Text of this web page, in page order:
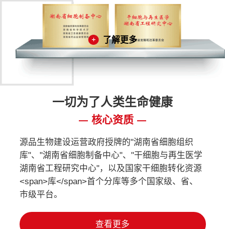
了解更多
一切为了人类生命健康
核心资质
源品生物建设运营政府授牌的"湖南省细胞组织
库"、"湖南省细胞制备中心"、"干细胞与再生医学
湖南省工程研究中心"，以及国家干细胞转化资源
<span>库</span>首个分库等多个国家级、省、
市级平台。
查看更多